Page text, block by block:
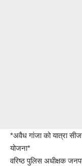
*अवैध गांजा को यात्रा
योजना*
वरिष्ठ पुलिस अधीक्षक